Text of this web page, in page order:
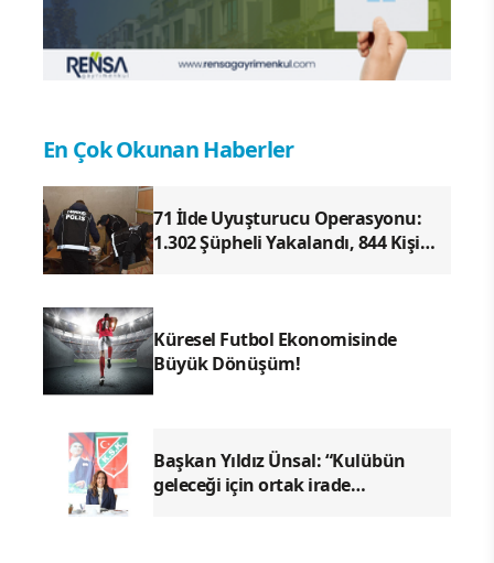
En Çok Okunan Haberler
71 İlde Uyuşturucu Operasyonu:
1.302 Şüpheli Yakalandı, 844 Kişi
Küresel Futbol Ekonomisinde
Büyük Dönüşüm!
Başkan Yıldız Ünsal: “Kulübün
geleceği için ortak irade